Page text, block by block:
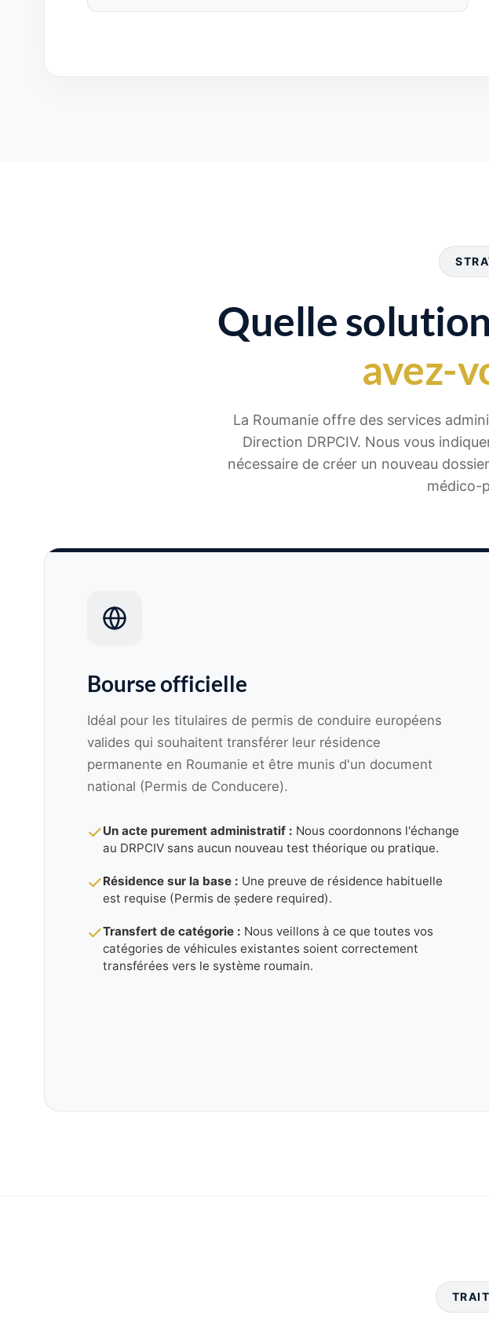
Quelle
avez-
La Roumanie offre des services
Direction DRPCIV. Nous vous
nécessaire de créer un nouveau
médico-
Bourse officielle
Idéal pour les titulaires de permis de conduire européens
valides qui souhaitent transférer leur résidence
permanente en Roumanie et être munis d'un document
national (Permis de Conducere).
Un acte purement administratif : Nous coordonnons l'échange
au DRPCIV sans aucun nouveau test théorique ou pratique.
Résidence sur la base : Une preuve de résidence habituelle
est requise (Permis de ședere required).
Transfert de catégorie : Nous veillons à ce que toutes vos
catégories de véhicules existantes soient correctement
transférées vers le système roumain.